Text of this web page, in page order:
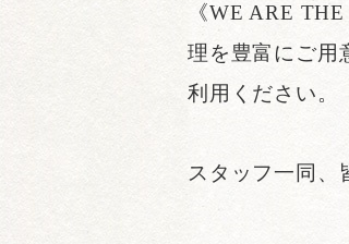
《WE ARE
理を豊富にご用
利用ください。
スタッフ一同、